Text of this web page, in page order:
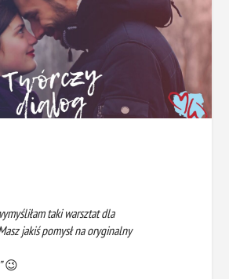
taki warsztat dla
jakiś pomysł na oryginalny
😉